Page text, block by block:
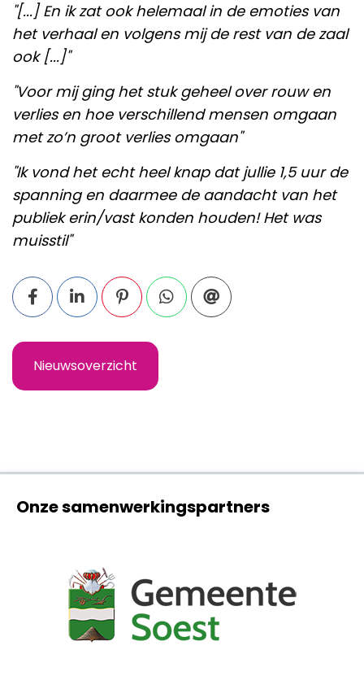
"[...] En ik zat ook helemaal in de emoties van
het verhaal en volgens mij de rest van de zaal
ook [...]"
"Voor mij ging het stuk geheel over rouw en
verlies en hoe verschillend mensen omgaan
met zo’n groot verlies omgaan"
"Ik vond het echt heel knap dat jullie 1,5 uur de
spanning en daarmee de aandacht van het
publiek erin/vast konden houden! Het was
muisstil"
Nieuwsoverzicht
Onze samenwerkingspartners